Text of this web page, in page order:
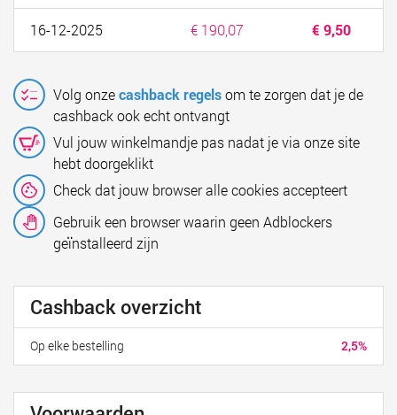
16-12-2025 € 190,07 € 9,50
Volg onzecashback regelsom te zorgen dat je de
cashback ook echt ontvangt
Vul jouw winkelmandje pas nadat je via onze site
hebt doorgeklikt
Check dat jouw browser alle cookies accepteert
Gebruik een browser waarin geen Adblockers
geïnstalleerd zijn
Cashback overzicht
2,5%
Op elke bestelling